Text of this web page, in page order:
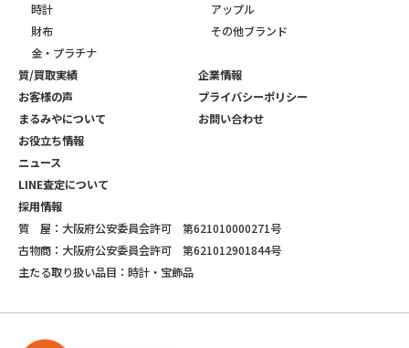
時計
財布
金・プラチナ
アップル
その他ブランド
質/買取実績
お客様の声
まるみやについて
お役立ち情報
ニュース
LINE査定について
採用情報
企業情報
プライバシーポリシー
お問い合わせ
質 屋：大阪府公安委員会許可 第621010000271号
古物商：大阪府公安委員会許可 第621012901844号
主たる取り扱い品目：時計・宝飾品